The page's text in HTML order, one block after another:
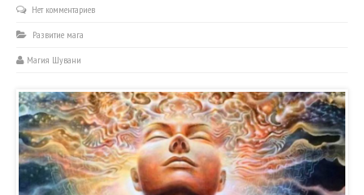
Нет комментариев
Развитие мага
Магия Шувани